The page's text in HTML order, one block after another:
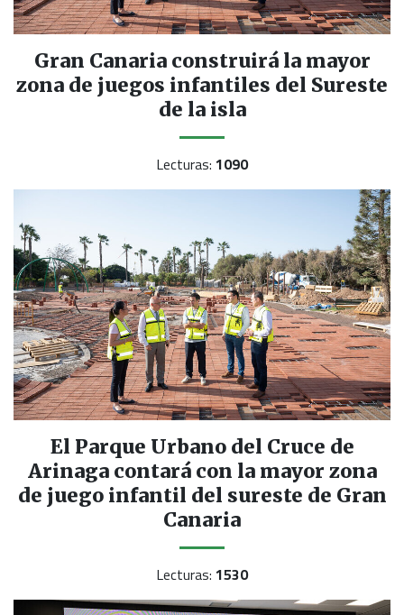
Gran Canaria construirá la mayor
zona de juegos infantiles del Sureste
de la isla
Lecturas: 1090
El Parque Urbano del Cruce de
Arinaga contará con la mayor zona
de juego infantil del sureste de Gran
Canaria
Lecturas: 1530